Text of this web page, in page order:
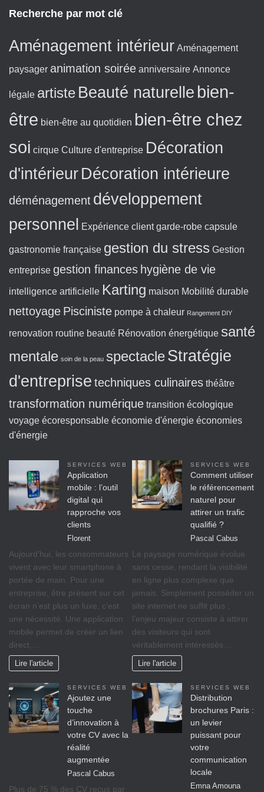
Recherche par mot clé
Aménagement intérieur Aménagement
paysager animation soirée anniversaire Annonce
légale artiste Beauté naturelle bien-
être bien-être au quotidien bien-être chez
soi cirque Culture d'entreprise Décoration
d'intérieurDécoration intérieure
déménagement développement
personnel Expérience client garde-robe capsule
gastronomie française gestion du stress Gestion
entreprise gestion finances hygiène de vie
intelligence artificielle Karting maison Mobilité durable
nettoyage Pisciniste pompe à chaleur Rangement DIY
renovation routine beauté Rénovation énergétique santé
mentale soin de la peau spectacleStratégie
d'entreprise techniques culinaires théâtre
transformation numérique transition écologique
voyage écoresponsable économie d'énergie économies
d'énergie
SERVICES WEB
Application
mobile : l’outil
digital qui
rapproche vos
clients
Florent
Aujourd’hui, les consommateurs
vivent avec leur smartphone à
portée de main. Pour une
entreprise, être présent sur cet
écran n’est plus un luxe, c’est
une nécessité. Une application
mobile permet de créer un lien
direct,…
Lire l'article
SERVICES WEB
Comment utiliser
le référencement
naturel pour
attirer un trafic
qualifié ?
Pascal Cabus
Le paysage numérique évolue
sans cesse, rendant la visibilité
en ligne plus complexe que
jamais. Simplement posséder un
site internet ne suffit plus ;
l’enjeu majeur consiste à attirer
des visiteurs qui sont
véritablement intéressés…
Lire l'article
SERVICES WEB
Ajoutez une
touche
d’innovation à
votre CV avec la
réalité
augmentée
Pascal Cabus
Plus de 75 % des CV reçus par
SERVICES WEB
Distribution
brochures Paris :
un levier
puissant pour
votre
communication
locale
Emna Amouna